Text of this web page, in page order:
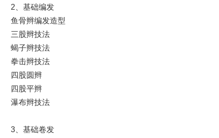
2、基础编发
鱼骨辫编发造型
三股辫技法
蝎子辫技法
拳击辫技法
四股圆辫
四股平辫
瀑布辫技法
3、基础卷发